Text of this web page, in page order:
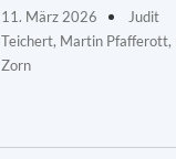
11. März 2026
Judit
Teichert, Martin Pfafferott,
Zorn